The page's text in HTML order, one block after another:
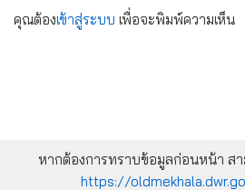
คุณต้องเข้าสู่ระบบ เพื่อจะพิมพ์ความเห็น
หากต้องการทราบข้อมูลก่อนหน้า สา
https://